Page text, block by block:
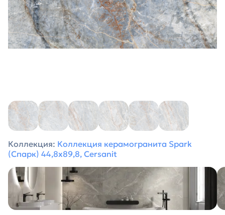
Коллекция: Коллекция керамогранита Spark
(Спарк) 44,8х89,8, Cersanit